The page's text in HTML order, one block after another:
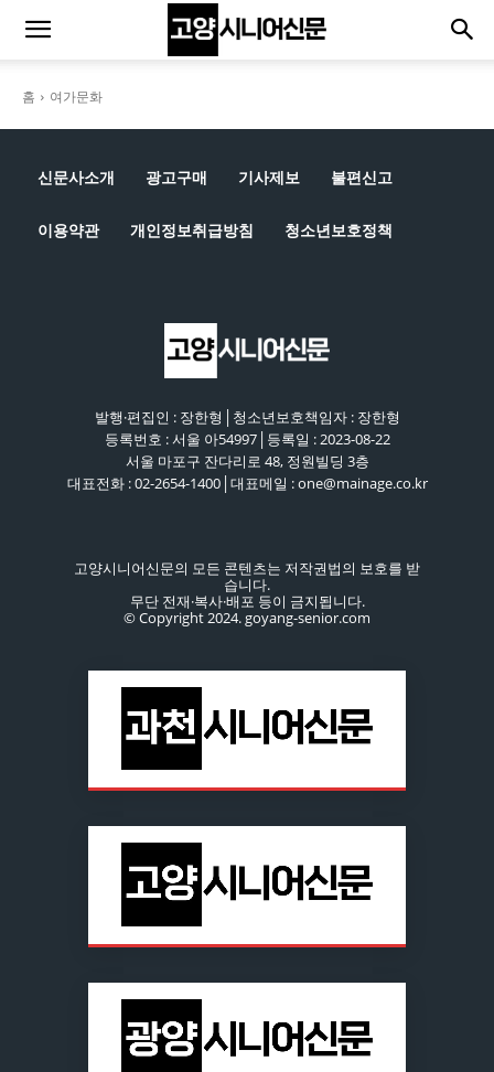
홈 여가문화
신문사소개 광고구매 기사제보 불편신고
이용약관 개인정보취급방침 청소년보호정책
발행·편집인 : 장한형│청소년보호책임자 : 장한형
등록번호 : 서울 아54997│등록일 : 2023-08-22
서울 마포구 잔다리로 48, 정원빌딩 3층
대표전화 : 02-2654-1400│대표메일 : one@mainage.co.kr
고양시니어신문의 모든 콘텐츠는 저작권법의 보호를 받
습니다.
무단 전재·복사·배포 등이 금지됩니다.
© Copyright 2024. goyang-senior.com